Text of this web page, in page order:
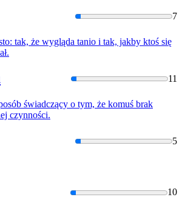
7
tak, że wygląda tanio i tak, jakby ktoś się
11
świadczący o tym, że komuś brak
czynności.
5
10